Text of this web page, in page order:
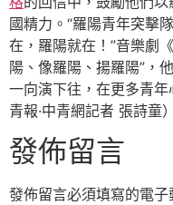
國精力。“羅陽青年突擊
在，羅陽就在！”音樂劇
陽、像羅陽、揚羅陽”，
一向演下往，在更多青
青報·中青網記者 張詩童）
發佈留言
發佈留言必須填寫的電子